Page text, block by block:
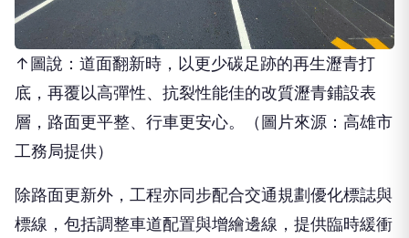
↑圖說：道面翻新時，以更少碳足跡的再生瀝青打
底，再覆以高彈性、抗裂性能佳的改質瀝青鋪設表
層，路面更平整、行車更安心。（圖片來源：高雄市
工務局提供）
除路面更新外，工程亦同步配合交通規劃優化標誌與
標線，包括調整車道配置與增繪邊線，提供臨時緩衝